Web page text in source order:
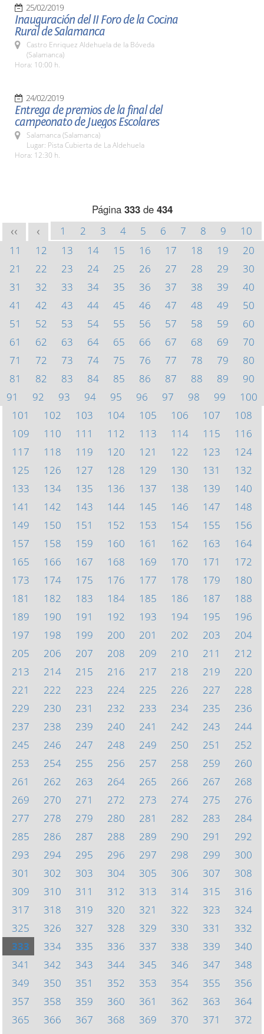
25/02/2019
Inauguración del II Foro de la Cocina
Rural de Salamanca
Castro Enriquez Aldehuela de la Bóveda
(Salamanca)
Hora: 10:00 h.
24/02/2019
Entrega de premios de la final del
campeonato de Juegos Escolares
Salamanca (Salamanca)
Lugar: Pista Cubierta de La Aldehuela
Hora: 12:30 h.
Página 333de 434
<< < 1 2 3 4 5 6 7 8 9
10
11
12 13 14 15 16 17 18 19
20
21
22 23 24 25 26 27 28 29
30
31
32 33 34 35 36 37 38 39
40
41
42 43 44 45 46 47 48 49
50
51
52 53 54 55 56 57 58 59
60
61
62 63 64 65 66 67 68 69
70
71
72 73 74 75 76 77 78 79
80
81
82 83 84 85 86 87 88 89
90
91
92 93 94 95 96 97 98 99
100
101
102 103 104 105 106 107
108
109
110 111 112 113 114 115
116
117
118 119 120 121 122 123
124
125
126 127 128 129 130 131
132
133
134 135 136 137 138 139
140
141
142 143 144 145 146 147
148
149
150 151 152 153 154 155
156
157
158 159 160 161 162 163
164
165
166 167 168 169 170 171
172
173
174 175 176 177 178 179
180
181
182 183 184 185 186 187
188
189
190 191 192 193 194 195
196
197
198 199 200 201 202 203
204
205
206 207 208 209 210 211
212
213
214 215 216 217 218 219
220
221
222 223 224 225 226 227
228
229
230 231 232 233 234 235
236
237
238 239 240 241 242 243
244
245
246 247 248 249 250 251
252
253
254 255 256 257 258 259
260
261
262 263 264 265 266 267
268
269
270 271 272 273 274 275
276
277
278 279 280 281 282 283
284
285
286 287 288 289 290 291
292
293
294 295 296 297 298 299
300
301
302 303 304 305 306 307
308
309
310 311 312 313 314 315
316
317
318 319 320 321 322 323
324
325
326 327 328 329 330 331
332
333
334 335 336 337 338 339
340
341
342 343 344 345 346 347
348
349
350 351 352 353 354 355
356
357
358 359 360 361 362 363
364
365
366 367 368 369 370 371
372